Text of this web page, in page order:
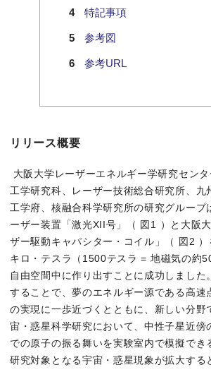
特記事項
参考図
参考URL
リリース概要
大阪大学レーザーエネルギー学研究セン
工学研究科、レーザー技術総合研究所、九
工学府、核融合科学研究所の研究グループ
ーザー装置「激光XII号」（ 図1 ）と大阪
ザー駆動キャパシター・コイル」（ 図2
キロ・テスラ（1500テスラ = 地磁気の約
自由空間中に作り出すことに成功しました
することで、夢のエネルギー源である高速
の実現に一歩近づくとともに、新しい分野
宙・惑星科学研究において、中性子星近傍
での原子の振る舞いを実験室内で模擬でき
研究対象となる宇宙・惑星現象が拡大する